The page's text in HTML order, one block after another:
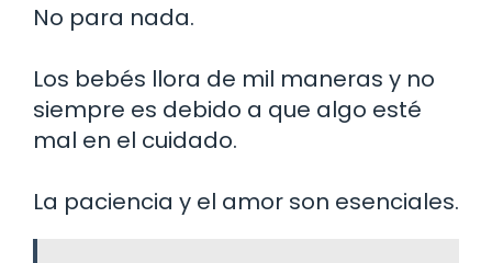
No para nada.
Los bebés llora de mil maneras y no
siempre es debido a que algo esté
mal en el cuidado.
La paciencia y el amor son esenciales.